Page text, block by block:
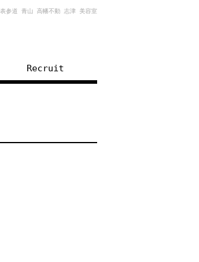
表参道 青山 高幡不動 志津 美容室
Recruit